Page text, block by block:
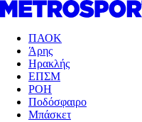
ΠΑΟΚ
Άρης
Ηρακλής
ΕΠΣΜ
ΡΟΗ
Ποδόσφαιρο
Μπάσκετ